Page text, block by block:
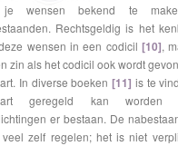
wensen bekend te
Rechtsgeldig is het
wensen in een codicil [10],
zin als het codicil ook wordt
In diverse boeken[11] is te
geregeld kan worden
er bestaan. De
veel zelf regelen; het is niet